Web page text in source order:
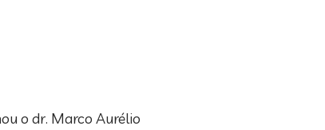
o dr. Marco Aurélio